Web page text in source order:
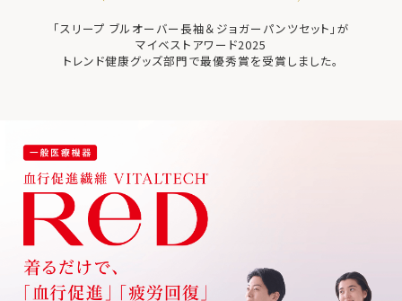
「スリープ ブルオーバー長袖＆ジョガーパンツセット」が
マイベストアワード2025
トレンド健康グッズ部門で最優秀賞を受賞しました。